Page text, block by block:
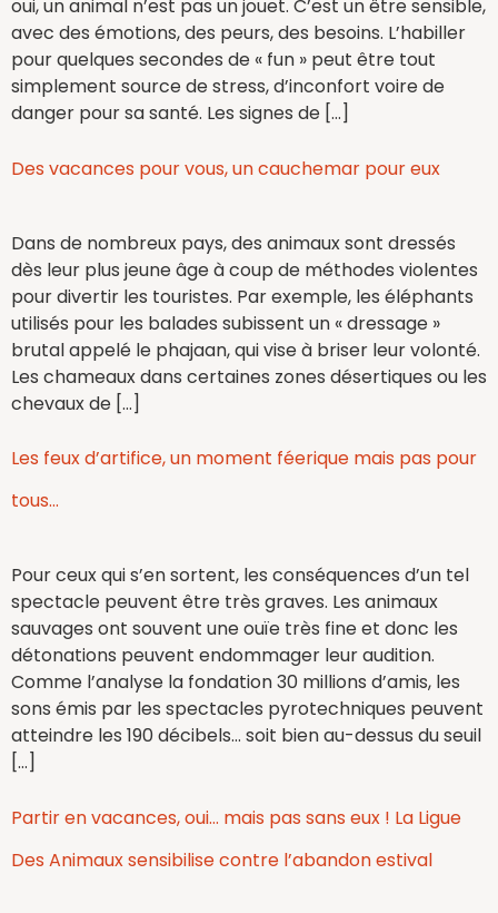
oui, un animal n’est pas un jouet. C’est un être sensible,
avec des émotions, des peurs, des besoins. L’habiller
pour quelques secondes de « fun » peut être tout
simplement source de stress, d’inconfort voire de
danger pour sa santé. Les signes de […]
Des vacances pour vous, un cauchemar pour eux
Dans de nombreux pays, des animaux sont dressés
dès leur plus jeune âge à coup de méthodes violentes
pour divertir les touristes. Par exemple, les éléphants
utilisés pour les balades subissent un « dressage »
brutal appelé le phajaan, qui vise à briser leur volonté.
Les chameaux dans certaines zones désertiques ou les
chevaux de […]
Les feux d’artifice, un moment féerique mais pas pour
tous…
Pour ceux qui s’en sortent, les conséquences d’un tel
spectacle peuvent être très graves. Les animaux
sauvages ont souvent une ouïe très fine et donc les
détonations peuvent endommager leur audition.
Comme l’analyse la fondation 30 millions d’amis, les
sons émis par les spectacles pyrotechniques peuvent
atteindre les 190 décibels… soit bien au-dessus du seuil
[…]
Partir en vacances, oui… mais pas sans eux ! La Ligue
Des Animaux sensibilise contre l’abandon estival